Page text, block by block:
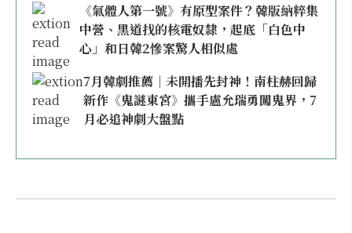
《氣體人第一號》有原型案件？韓版納粹集
中營、黑道找的核電奴隸，起底「白色中
心」和日韓2慘案驚人相似處
7月韓劇推薦｜未開播先封神！南柱赫回歸
新作《鬼謎東宮》攜手盧允瑞勇闖鬼界，7
月必追神劇大盤點